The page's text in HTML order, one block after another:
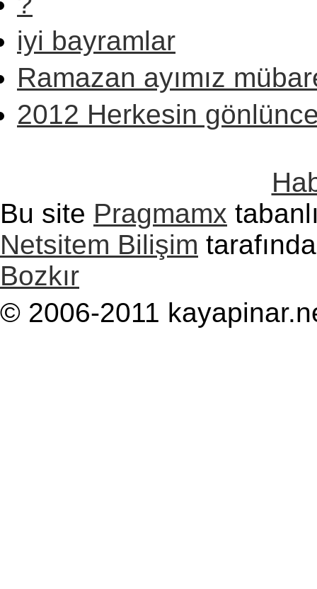
iyi bayramlar
Ramazan ayımız
2012 Herkesin
Bu site Pragmamx
Netsitem Bilişim
Bozkır
© 2006-2011